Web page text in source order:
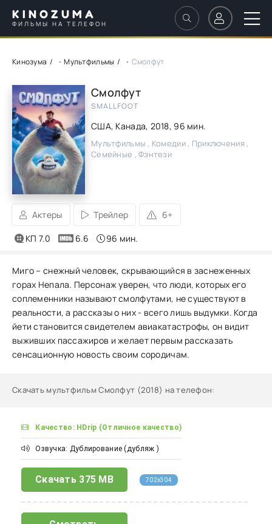
KINOZUMA
ФИЛЬМЫ НА ТЕЛЕФОН
Кинозума •Мультфильмы • Смолфут
Смолфут
SMALLFOOT
США, Канада, 2018, 96 мин.
Мультфильмы , Комедии , Приключения ,
Семейные , Фэнтези
Актеры Трейлер 6+
КП 7.0 6.6 96 мин.
Миго – снежный человек, скрывающийся в заснеженных
горах Непала. Персонаж уверен, что люди, которых его
соплеменники называют смолфутами, не существуют в
реальности, а рассказы о них - всего лишь выдумки. Когда
йети становится свидетелем авиакатастрофы, он видит
выживших пассажиров и желает первым рассказать
сенсационную новость своим сородичам.
Скачать мультфильм Смолфут (2018) на телефон:
Качество: HDrip (Отличное качество)
Озвучка: Дублирование (дубляж )
Скачать 375 MB 702x304